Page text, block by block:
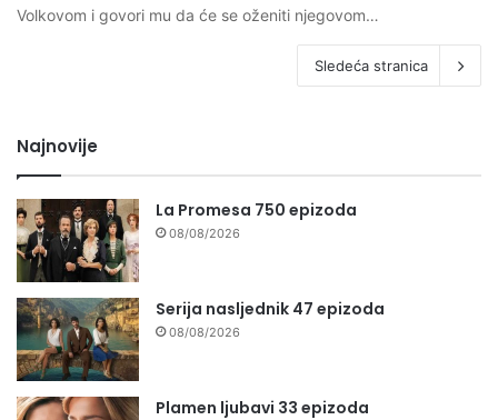
Volkovom i govori mu da će se oženiti njegovom…
Sledeća stranica
Najnovije
La Promesa 750 epizoda
08/08/2026
Serija nasljednik 47 epizoda
08/08/2026
Plamen ljubavi 33 epizoda